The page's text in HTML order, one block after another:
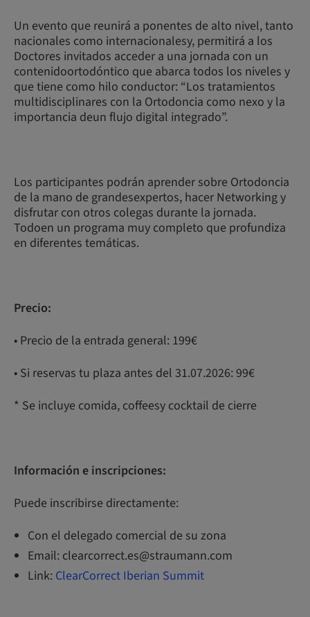
Un evento que reunirá a ponentes de alto nivel, tanto
nacionales como internacionalesy, permitirá a los
Doctores invitados acceder a una jornada con un
contenidoortodóntico que abarca todos los niveles y
que tiene como hilo conductor: “Los tratamientos
multidisciplinares con la Ortodoncia como nexo y la
importancia deun flujo digital integrado”.
Los participantes podrán aprender sobre Ortodoncia
de la mano de grandesexpertos, hacer Networking y
disfrutar con otros colegas durante la jornada.
Todoen un programa muy completo que profundiza
en diferentes temáticas.
Precio:
• Precio de la entrada general: 199€
• Si reservas tu plaza antes del 31.07.2026: 99€
* Se incluye comida, coffeesy cocktail de cierre
Información e inscripciones:
Puede inscribirse directamente:
Con el delegado comercial de su zona
Email: clearcorrect.es@straumann.com
Link: ClearCorrect Iberian Summit